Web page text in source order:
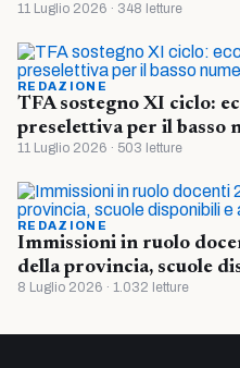
11 Luglio 2026 · 348 letture
REDAZIONE
TFA sostegno XI ciclo:
preselettiva per il basso
11 Luglio 2026 · 503 letture
REDAZIONE
Immissioni in ruolo
della provincia, scuole
8 Luglio 2026 · 1.032 letture